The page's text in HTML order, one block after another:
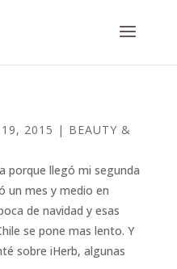
19, 2015 | BEAUTY &
porque llegó mi segunda
un mes y medio en
de navidad y esas
se pone mas lento. Y
sobre iHerb, algunas